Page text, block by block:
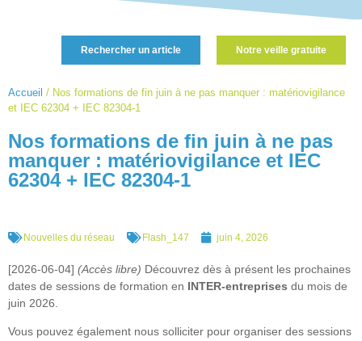
Accueil / Nos formations de fin juin à ne pas manquer : matériovigilance
et IEC 62304 + IEC 82304-1
Nos formations de fin juin à ne pas
manquer : matériovigilance et IEC
62304 + IEC 82304-1
Rechercher un article Notre veille gratuite
Nouvelles du réseau Flash_147 juin 4, 2026
[2026-06-04] (Accès libre) Découvrez dès à présent les prochaines
dates de sessions de formation en INTER-entreprises du mois de
juin 2026.
Vous pouvez également nous solliciter pour organiser des sessions